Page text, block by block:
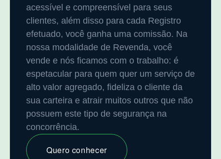
acessível e compreensível para seus
clientes, além disso para cada Registro
efetuado, você ganha uma comissão. Na
nossa modalidade de Revenda, você
vende e nós ficamos com o trabalho: é
espetacular para quem quer um serviço de
alto valor agregado, fideliza o cliente da
sua carteira e atrair muitos outros que não
possuem este tipo de segurança na
concorrência.
Quero conhecer